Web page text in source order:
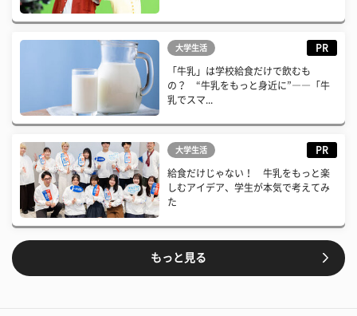
大学生活 PR
「牛乳」は学校給食だけで飲むも
の？ “牛乳をもっと身近に”――「牛
乳でスマ...
大学生活 PR
給食だけじゃない！ 牛乳をもっと楽
しむアイデア、学生が本気で考えてみ
た
もっと見る